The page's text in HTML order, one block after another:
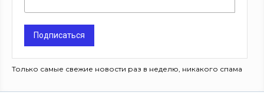
Подписаться
Только самые свежие новости раз в неделю, никакого спама